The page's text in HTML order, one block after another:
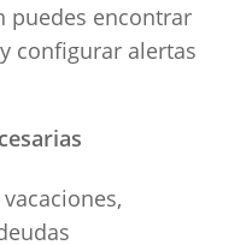
puedes encontrar
configurar alertas